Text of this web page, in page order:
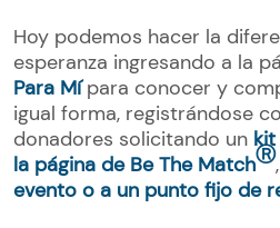
Hoy podemos hacer la
esperanza ingresando a la
Para Mípara conocer y
igual forma, registrándose
donadores solicitando un
la página de Be The MatchⓇ,
evento o a un punto fijo de